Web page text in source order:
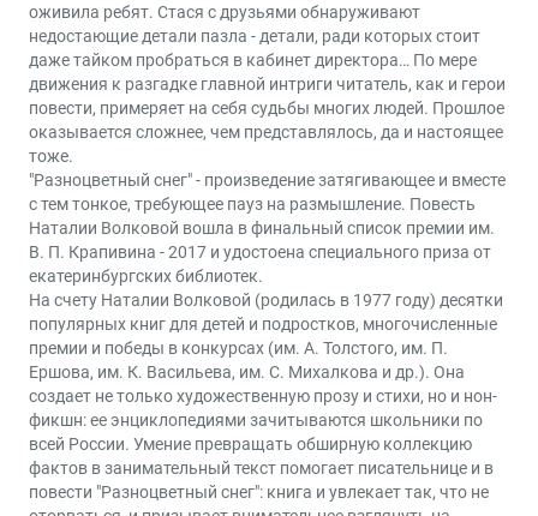
оживила ребят. Стася с друзьями обнаруживают
недостающие детали пазла - детали, ради которых стоит
даже тайком пробраться в кабинет директора… По мере
движения к разгадке главной интриги читатель, как и герои
повести, примеряет на себя судьбы многих людей. Прошлое
оказывается сложнее, чем представлялось, да и настоящее
тоже.
"Разноцветный снег" - произведение затягивающее и вместе
с тем тонкое, требующее пауз на размышление. Повесть
Наталии Волковой вошла в финальный список премии им.
В. П. Крапивина - 2017 и удостоена специального приза от
екатеринбургских библиотек.
На счету Наталии Волковой (родилась в 1977 году) десятки
популярных книг для детей и подростков, многочисленные
премии и победы в конкурсах (им. А. Толстого, им. П.
Ершова, им. К. Васильева, им. С. Михалкова и др.). Она
создает не только художественную прозу и стихи, но и нон-
фикшн: ее энциклопедиями зачитываются школьники по
всей России. Умение превращать обширную коллекцию
фактов в занимательный текст помогает писательнице и в
повести "Разноцветный снег": книга и увлекает так, что не